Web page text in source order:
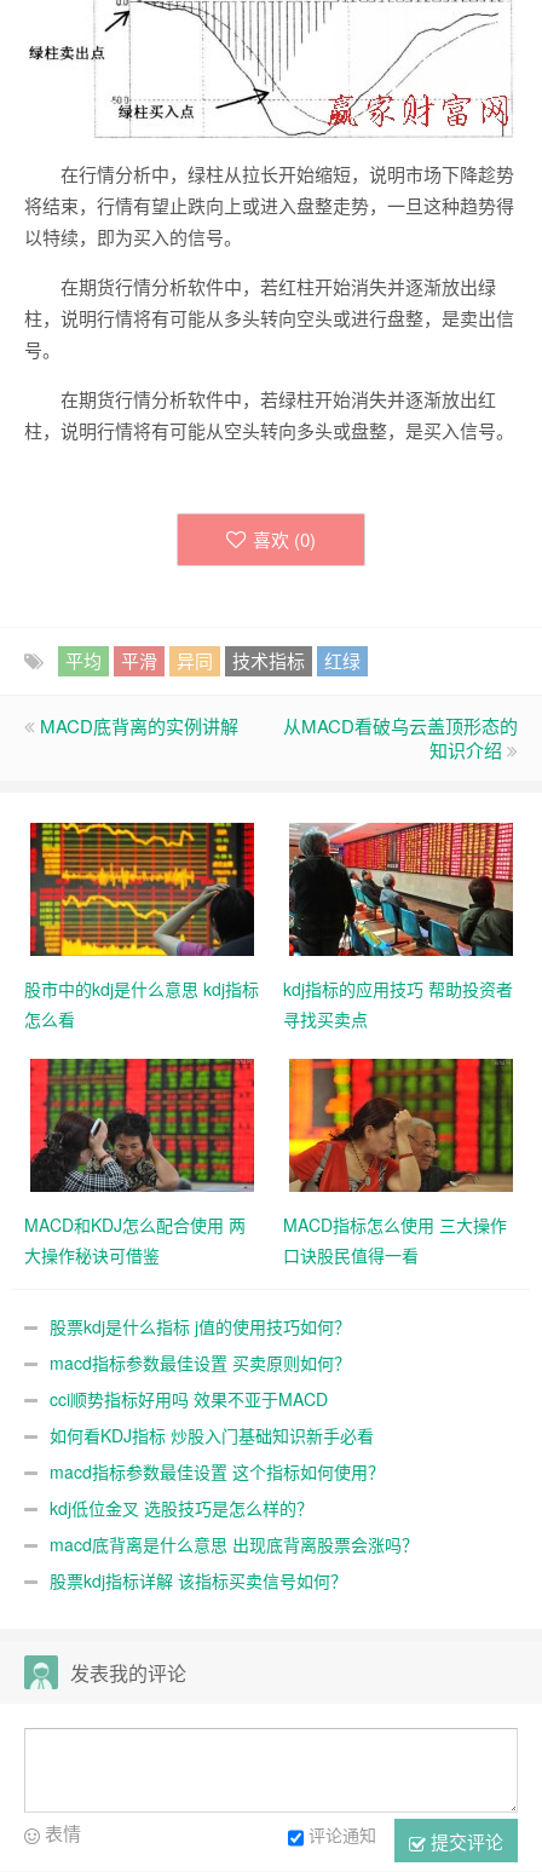
在行情分析中，绿柱从拉长开始缩短，说明市场下降趁势
将结束，行情有望止跌向上或进入盘整走势，一旦这种趋势得
以特续，即为买入的信号。
在期货行情分析软件中，若红柱开始消失并逐渐放出绿
柱，说明行情将有可能从多头转向空头或进行盘整，是卖出信
号。
在期货行情分析软件中，若绿柱开始消失并逐渐放出红
柱，说明行情将有可能从空头转向多头或盘整，是买入信号。
喜欢 (0)
平均 平滑 异同 技术指标 红绿
MACD底背离的实例讲解
从MACD看破乌云盖顶形态的
知识介绍
股市中的kdj是什么意思 kdj指标
怎么看
kdj指标的应用技巧 帮助投资者
寻找买卖点
MACD和KDJ怎么配合使用 两
大操作秘诀可借鉴
MACD指标怎么使用 三大操作
口诀股民值得一看
股票kdj是什么指标 j值的使用技巧如何？
macd指标参数最佳设置 买卖原则如何？
cci顺势指标好用吗 效果不亚于MACD
如何看KDJ指标 炒股入门基础知识新手必看
macd指标参数最佳设置 这个指标如何使用？
kdj低位金叉 选股技巧是怎么样的？
macd底背离是什么意思 出现底背离股票会涨吗？
股票kdj指标详解 该指标买卖信号如何？
发表我的评论
提交评论
评论通知
表情